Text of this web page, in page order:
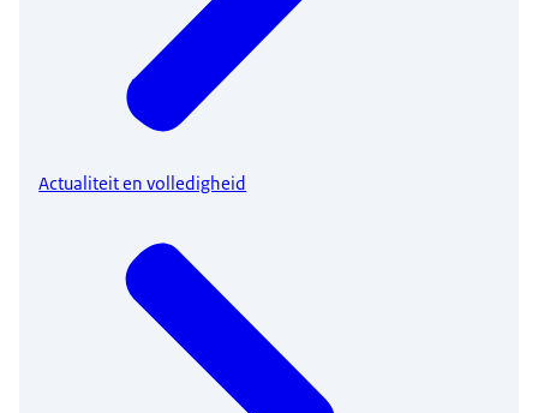
Actualiteit en volledigheid